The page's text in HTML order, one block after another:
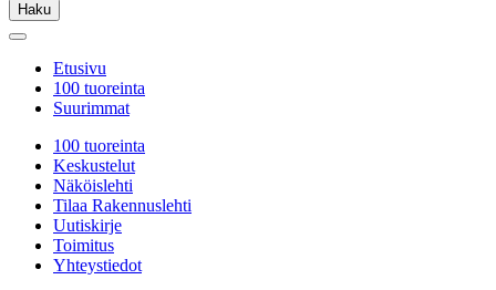
Haku
Etusivu
100 tuoreinta
Suurimmat
100 tuoreinta
Keskustelut
Näköislehti
Tilaa Rakennuslehti
Uutiskirje
Toimitus
Yhteystiedot